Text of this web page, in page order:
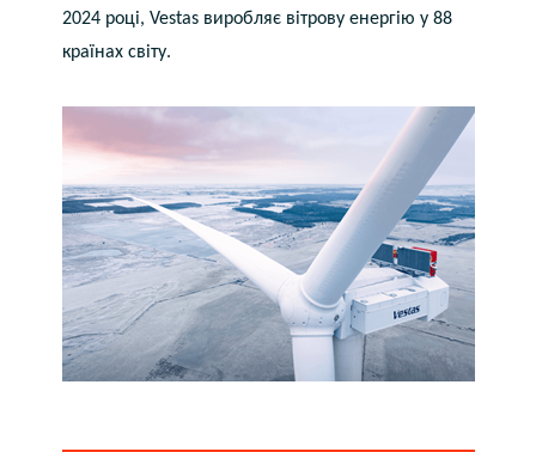
Kingdom of Saudi Arabia
Lithuania
Malaysia
Middle East
Netherlands
2024 році, Vestas виробляє вітрову енергію у 88
країнах світу.